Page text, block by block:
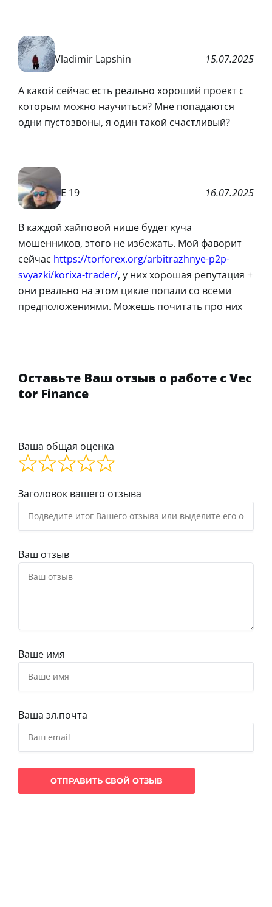
Vladimir Lapshin 15.07.2025
А какой сейчас есть реально хороший проект с
которым можно научиться? Мне попадаются
одни пустозвоны, я один такой счастливый?
Е 19 16.07.2025
В каждой хайповой нише будет куча
мошенников, этого не избежать. Мой фаворит
сейчас https://torforex.org/arbitrazhnye-p2p-
svyazki/korixa-trader/, у них хорошая репутация +
они реально на этом цикле попали со всеми
предположениями. Можешь почитать про них
Оставьте Ваш отзыв о работе с Vec
tor Finance
Ваша общая оценка
Заголовок вашего отзыва
Ваш отзыв
Ваше имя
Ваша эл.почта